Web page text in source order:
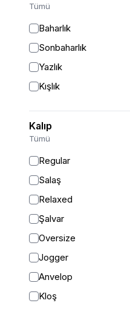
Tümü
Baharlık
Sonbaharlık
Yazlık
Kışlık
Kalıp
Tümü
Regular
Salaş
Relaxed
Şalvar
Oversize
Jogger
Anvelop
Kloş